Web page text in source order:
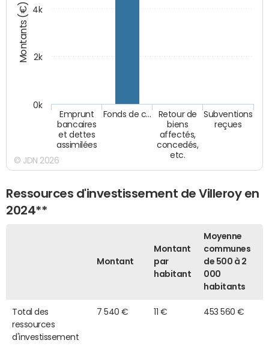
Montants (€)
Emprunt
bancaires
et dettes
assimilées
Fonds de c…
Retour de
biens
affectés,
concedés,
etc.
Subventions
reçues
0k
2k
4k
© JDN 2026
Ressources d'investissement de Villeroy en
2024**
Montant
Montant
par
habitant
Moyenne
communes
de 500 à 2
000
habitants
Total des
ressources
d'investissement
7 540 € 11 € 453 560 €